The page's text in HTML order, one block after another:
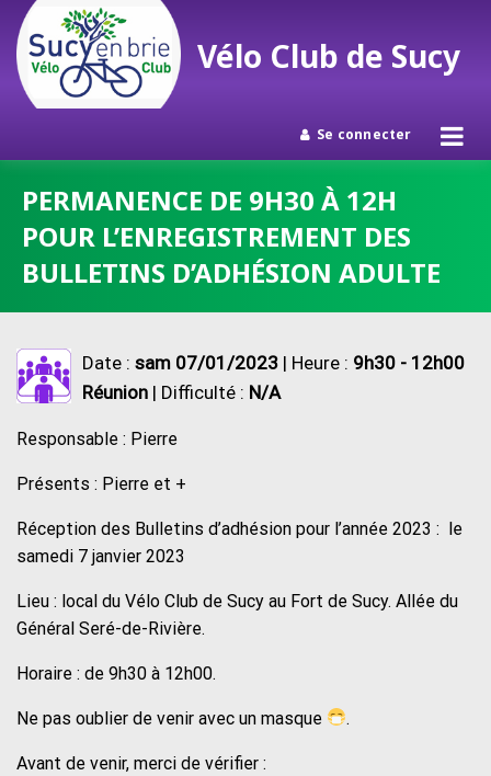
contenu
Vélo Club de Sucy
Se connecter
PERMANENCE DE 9H30 À 12H
POUR L’ENREGISTREMENT DES
BULLETINS D’ADHÉSION ADULTE
Date : sam 07/01/2023 | Heure : 9h30 - 12h00
Réunion | Difficulté : N/A
Responsable : Pierre
Présents : Pierre et +
Réception des Bulletins d’adhésion pour l’année 2023 : le
samedi 7 janvier 2023
Lieu : local du Vélo Club de Sucy au Fort de Sucy. Allée du
Général Seré-de-Rivière.
Horaire : de 9h30 à 12h00.
Ne pas oublier de venir avec un masque .
Avant de venir, merci de vérifier :